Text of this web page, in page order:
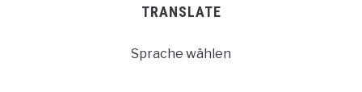
TRANSLATE
Sprache wählen